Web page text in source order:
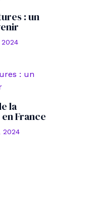
: un
la
France
2024